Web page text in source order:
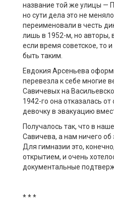
название той же улицы —
но сути дела это не
переименовали в честь
лишь в 1952-м, но авторы,
если время советское, то
быть таким.
Евдокия Арсеньева
перевезла к себе многие
Савичевых на
1942-го она отказалась
девочку в эвакуацию
Получалось так, что в
Савичева, а нам ничего об
Для гимназии это,
открытием, и очень
документальные
* * *